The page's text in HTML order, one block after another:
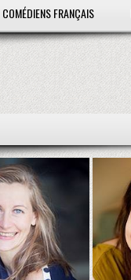
COMÉDIENS FRANÇAIS